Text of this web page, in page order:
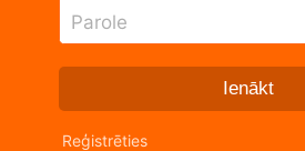
Parole
Ienākt
Reģistrēties